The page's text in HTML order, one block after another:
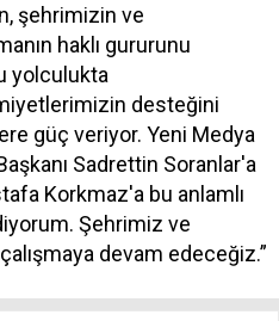
şehrimizin ve
haklı gururunu
yolculukta
desteğini
güç veriyor. Yeni Medya
Sadrettin Soranlar'a
Korkmaz'a bu anlamlı
Şehrimiz ve
devam edeceğiz.”